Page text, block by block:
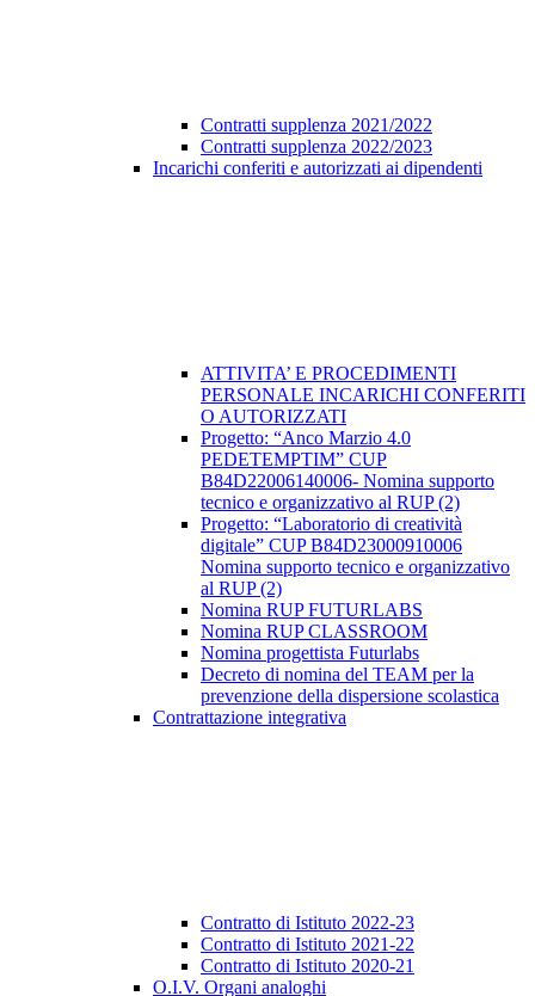
Contratti supplenza 2021/2022
Contratti supplenza 2022/2023
Incarichi conferiti e autorizzati ai dipendenti
ATTIVITA’ E PROCEDIMENTI
PERSONALE INCARICHI CONFERITI
O AUTORIZZATI
Progetto: “Anco Marzio 4.0
PEDETEMPTIM” CUP
B84D22006140006- Nomina supporto
tecnico e organizzativo al RUP (2)
Progetto: “Laboratorio di creatività
digitale” CUP B84D23000910006
Nomina supporto tecnico e organizzativo
al RUP (2)
Nomina RUP FUTURLABS
Nomina RUP CLASSROOM
Nomina progettista Futurlabs
Decreto di nomina del TEAM per la
prevenzione della dispersione scolastica
Contrattazione integrativa
Contratto di Istituto 2022-23
Contratto di Istituto 2021-22
Contratto di Istituto 2020-21
O.I.V. Organi analoghi